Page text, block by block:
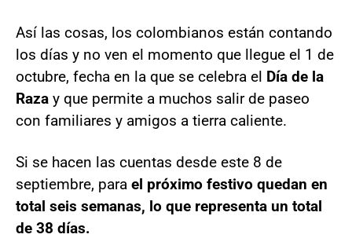
Así las cosas, los colombianos están contando
los días y no ven el momento que llegue el 1 de
octubre, fecha en la que se celebra el Día de la
Raza y que permite a muchos salir de paseo
con familiares y amigos a tierra caliente.
Si se hacen las cuentas desde este 8 de
septiembre, para el próximo festivo quedan en
total seis semanas, lo que representa un total
de 38 días.